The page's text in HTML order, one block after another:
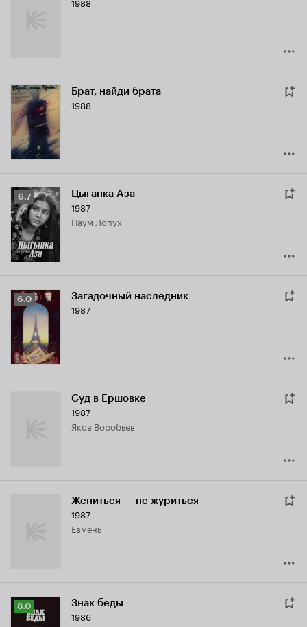
Брат, найди брата
1988
Рейтинг
Кинопоиска
6.7
6.7 Цыганка Аза
1987
Наум Лопух
Рейтинг
Кинопоиска
6.0 Загадочный наследник
1987
Суд в Ершовке
1987
Яков Воробьев
Жениться — не журиться
1987
Евмень
Рейтинг
Кинопоиска
8.0 Знак беды
1986